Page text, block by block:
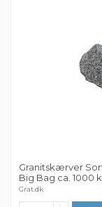
Granitskærver
Big Bag ca. 1000
Grat.dk